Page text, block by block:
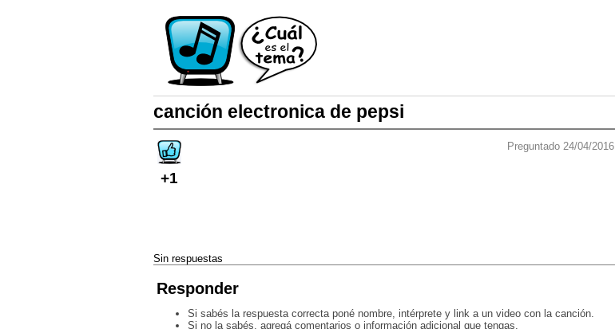
canción electronica de pepsi
+1
Preguntado 24/04/2016
Sin respuestas
Responder
Si sabés la respuesta correcta poné nombre, intérprete y link a un video con la canción.
Si no la sabés, agregá comentarios o información adicional que tengas.